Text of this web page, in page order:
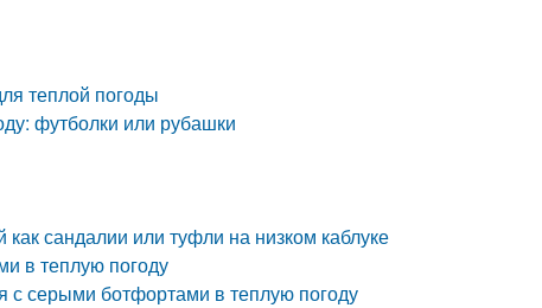
теплой погоды
футболки или рубашки
сандалии или туфли на низком каблуке
в теплую погоду
с серыми ботфортами в теплую погоду